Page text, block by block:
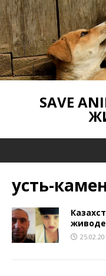
SAVE
усть-